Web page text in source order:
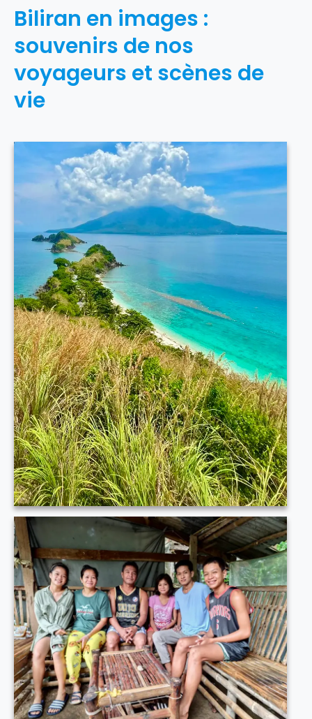
Biliran en images :
souvenirs de nos
voyageurs et scènes de
vie